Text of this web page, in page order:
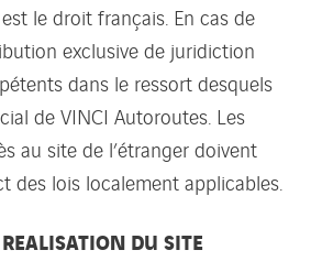
le droit français. En cas de
exclusive de juridiction
dans le ressort desquels
de VINCI Autoroutes. Les
au site de l’étranger doivent
des lois localement applicables.
DU SITE